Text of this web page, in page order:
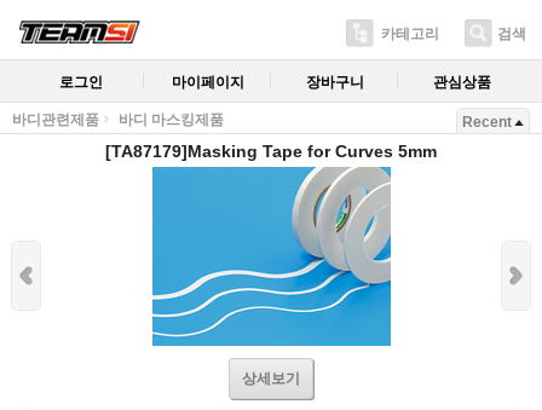
카테고리 검색
로그인 마이페이지 장바구니 관심상품
바디관련제품 바디 마스킹제품 Recent
[TA87179]Masking Tape for Curves 5mm
상세보기